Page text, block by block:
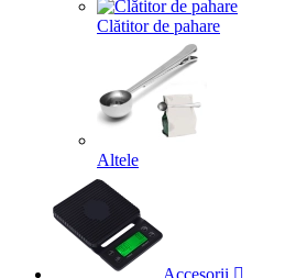
Clătitor de pahare
Altele
Accesorii